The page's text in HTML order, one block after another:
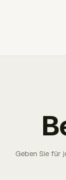
Geben Sie für